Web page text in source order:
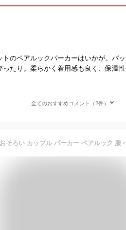
のペアルックパーカーはいかが。バ
ったり。柔らかく着用感も良く、保温
全てのおすすめコメント（2件）